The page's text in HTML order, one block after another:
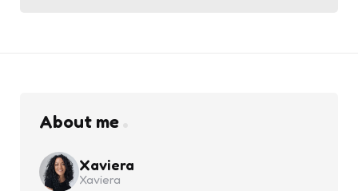
About me
Xaviera
Xaviera